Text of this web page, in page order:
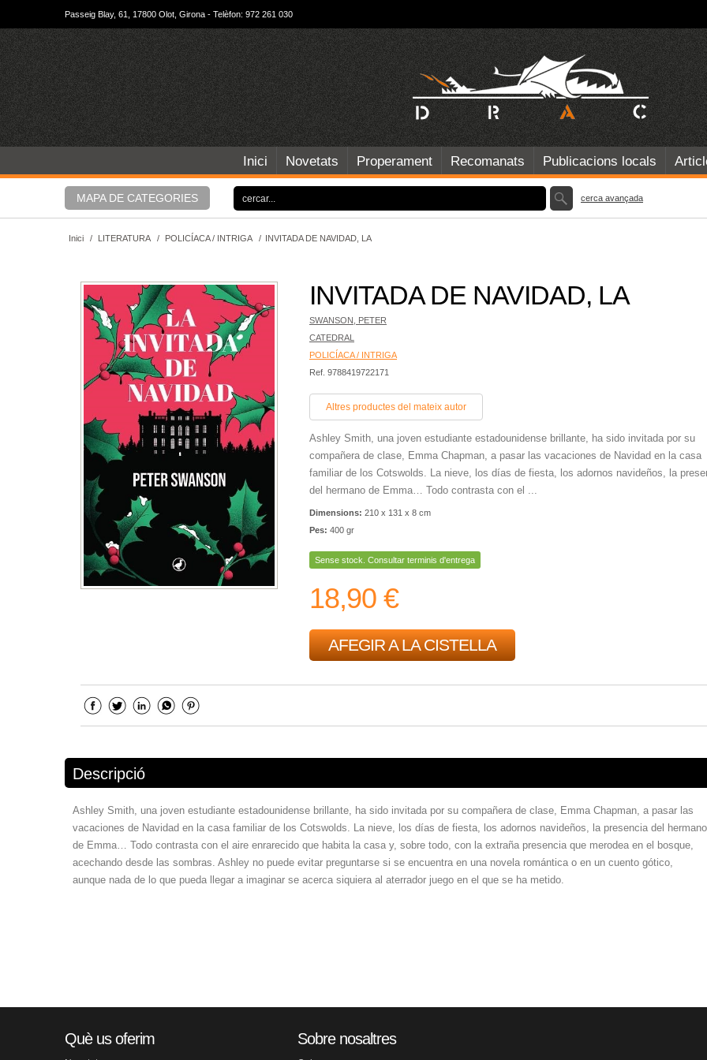
Passeig Blay, 61, 17800 Olot, Girona - Telèfon: 972 261 030
Inici Novetats Properament Recomanats Publicacions locals
MAPA DE CATEGORIES cerca avançada
Inici / LITERATURA / POLICÍACA / INTRIGA / INVITADA DE NAVIDAD, LA
INVITADA DE NAVIDAD, LA
SWANSON, PETER
CATEDRAL
POLICÍACA / INTRIGA
Ref. 9788419722171
Altres productes del mateix autor
Ashley Smith, una joven estudiante estadounidense brillante, ha sido invitada por su
compañera de clase, Emma Chapman, a pasar las vacaciones de Navidad en la casa
familiar de los Cotswolds. La nieve, los días de fiesta, los adornos navideños, la
del hermano de Emma… Todo contrasta con el ...
Dimensions: 210 x 131 x 8 cm
Pes: 400 gr
Sense stock. Consultar terminis d'entrega
18,90 €
AFEGIR A LA CISTELLA
Descripció
Ashley Smith, una joven estudiante estadounidense brillante, ha sido invitada por su compañera de clase, Emma Chapman, a pasar las
vacaciones de Navidad en la casa familiar de los Cotswolds. La nieve, los días de fiesta, los adornos navideños, la presencia del hermano
de Emma… Todo contrasta con el aire enrarecido que habita la casa y, sobre todo, con la extraña presencia que merodea en el bosque,
acechando desde las sombras. Ashley no puede evitar preguntarse si se encuentra en una novela romántica o en un cuento gótico,
aunque nada de lo que pueda llegar a imaginar se acerca siquiera al aterrador juego en el que se ha metido.
Què us oferim Sobre nosaltres